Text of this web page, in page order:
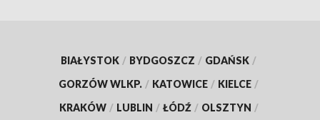
BIAŁYSTOK / BYDGOSZCZ / GDAŃSK /
GORZÓW WLKP. / KATOWICE / KIELCE /
KRAKÓW / LUBLIN / ŁÓDŹ / OLSZTYN /